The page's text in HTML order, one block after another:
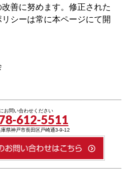
善に努めます。修正された
シーは常に本ページにて開
お問い合わせください
612-5511
県神戸市長田区戸崎通3-9-12